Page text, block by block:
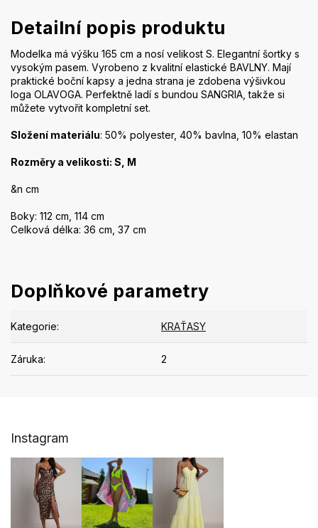
Detailní popis produktu
Modelka má výšku 165 cm a nosí velikost S. Elegantní šortky s
vysokým pasem. Vyrobeno z kvalitní elastické BAVLNY. Mají
praktické boční kapsy a jedna strana je zdobena výšivkou
loga OLAVOGA. Perfektně ladí s bundou SANGRIA, takže si
můžete vytvořit kompletní set.
Složení materiálu: 50% polyester, 40% bavlna, 10% elastan
Rozměry a velikosti: S, M
&n cm
Boky: 112 cm, 114 cm
Celková délka: 36 cm, 37 cm
Doplňkové parametry
Kategorie: KRAŤASY
Záruka: 2
Instagram